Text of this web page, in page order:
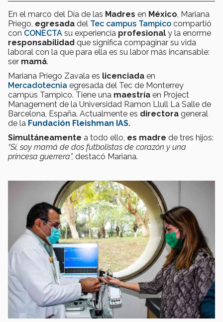
En el marco del Día de las Madres en México , Mariana
Priego, egresada del Tec campus Tampico compartió
con CONECTA su experiencia profesional y la enorme
responsabilidad que significa compaginar su vida
laboral con la que para ella es su labor más incansable:
ser mamá.
Mariana Priego Zavala es licenciada en
Mercadotecnia egresada del Tec de Monterrey
campus Tampico. Tiene una maestría en Project
Management de la Universidad Ramon Llull La Salle de
Barcelona, España. Actualmente es directora general
de la Fundación Fleishman IAS.
Simultáneamente a todo ello, es madre de tres hijos:
“Sí, soy mamá de dos futbolistas de corazón y una
princesa guerrera”, destacó Mariana.